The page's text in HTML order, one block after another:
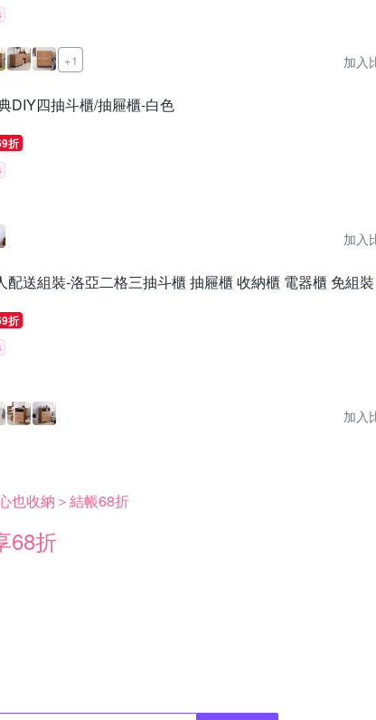
+1 加入
DIY四抽斗櫃/抽屜櫃-白色
折
加入
配送組裝-洛亞二格三抽斗櫃 抽屜櫃 收納櫃 電器櫃 免組
折
加入
也收納＞結帳68折
68折